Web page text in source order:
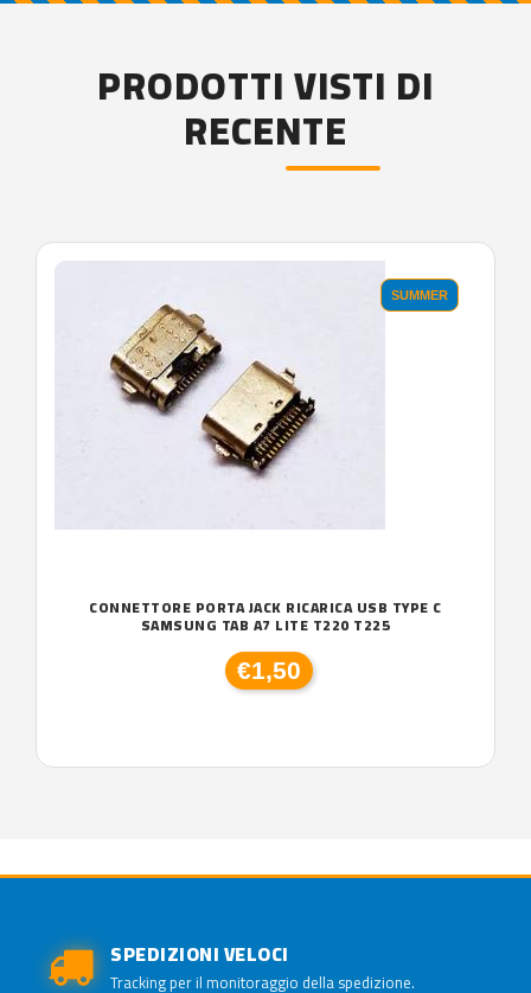
PRODOTTI VISTI DI
RECENTE
SUMMER
CONNETTORE PORTA JACK RICARICA USB TYPE C
SAMSUNG TAB A7 LITE T220 T225
€1,50
SPEDIZIONI VELOCI
Tracking per il monitoraggio della spedizione.